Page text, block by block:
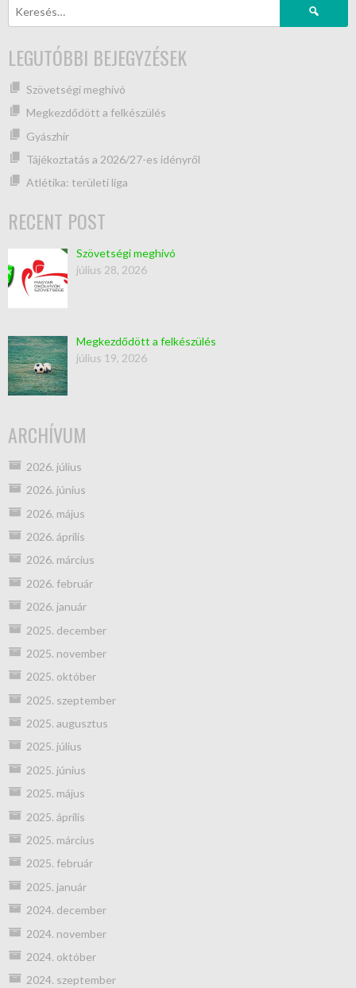
LEGUTÓBBI BEJEGYZÉSEK
Szövetségi meghívó
Megkezdődött a felkészülés
Gyászhír
Tájékoztatás a 2026/27-es idényről
Atlétika: területi liga
RECENT POST
Szövetségi meghívó
július 28, 2026
Megkezdődött a felkészülés
július 19, 2026
ARCHÍVUM
2026. július
2026. június
2026. május
2026. április
2026. március
2026. február
2026. január
2025. december
2025. november
2025. október
2025. szeptember
2025. augusztus
2025. július
2025. június
2025. május
2025. április
2025. március
2025. február
2025. január
2024. december
2024. november
2024. október
2024. szeptember